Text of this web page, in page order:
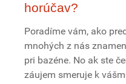
horúčav?
Poradíme vám, ako
mnohých z nás
pri bazéne. No ak ste
záujem smeruje k